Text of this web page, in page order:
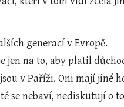
generací v Evropě.
jen na to, aby platil
v Paříži. Oni mají jiné
se nebaví, nediskutují o